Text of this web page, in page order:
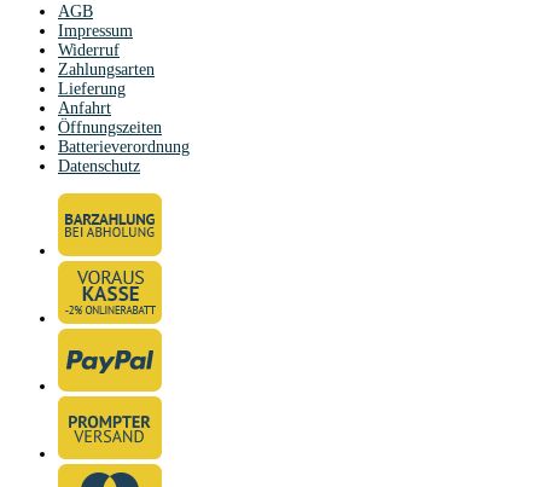
AGB
Impressum
Widerruf
Zahlungsarten
Lieferung
Anfahrt
Öffnungszeiten
Batterieverordnung
Datenschutz